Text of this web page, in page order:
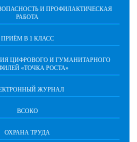
И ПРОФИЛАКТИЧЕСКАЯ
РАБОТА
ПРИЁМ В 1 КЛАСС
ЦИФРОВОГО И ГУМАНИТАРНОГО
«ТОЧКА РОСТА»
ЖУРНАЛ
ВСОКО
ОХРАНА ТРУДА